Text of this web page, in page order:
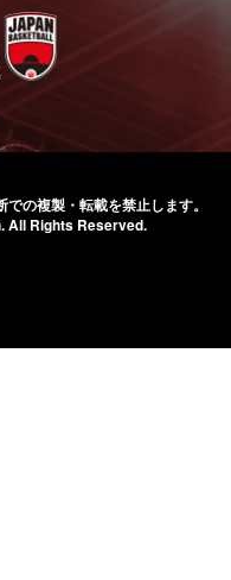
での複製・転載を禁止します。
All Rights Reserved.